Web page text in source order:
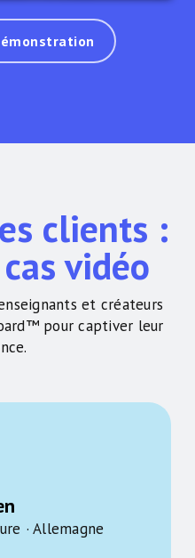
clients :
vidéo
et créateurs
pour captiver leur
· Allemagne